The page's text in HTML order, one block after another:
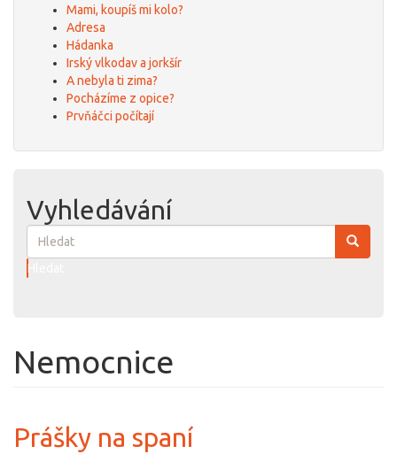
Mami, koupíš mi kolo?
Adresa
Hádanka
Irský vlkodav a jorkšír
A nebyla ti zima?
Pocházíme z opice?
Prvňáčci počítají
Vyhledávání
Hledat
Nemocnice
Prášky na spaní